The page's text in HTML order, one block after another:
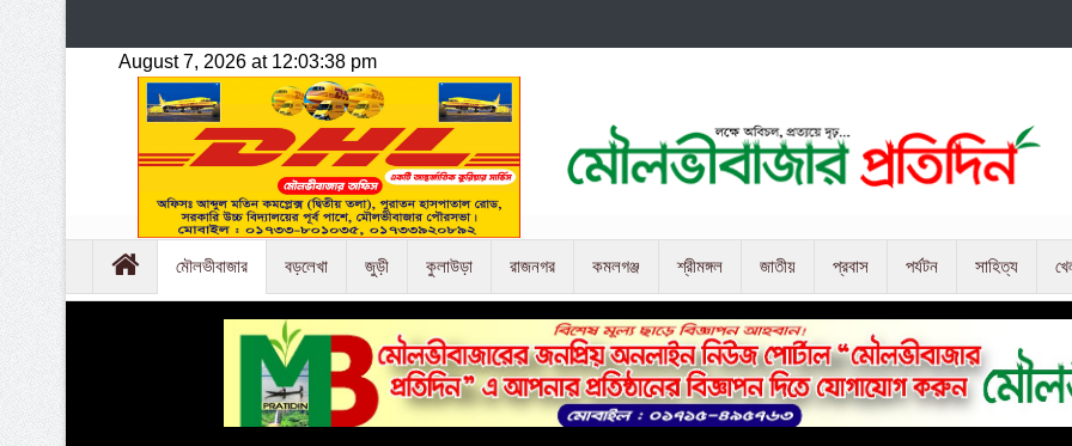
মৌলভীবাজার বড়লেখা জুড়ী কুলাউড়া রাজনগর কমলগঞ্জ শ্রীমঙ্গল জাতীয় প্রবাস পর্যটন সাহিত্য